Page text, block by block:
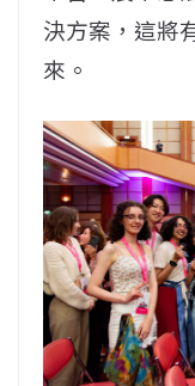
決方案，這將
來。